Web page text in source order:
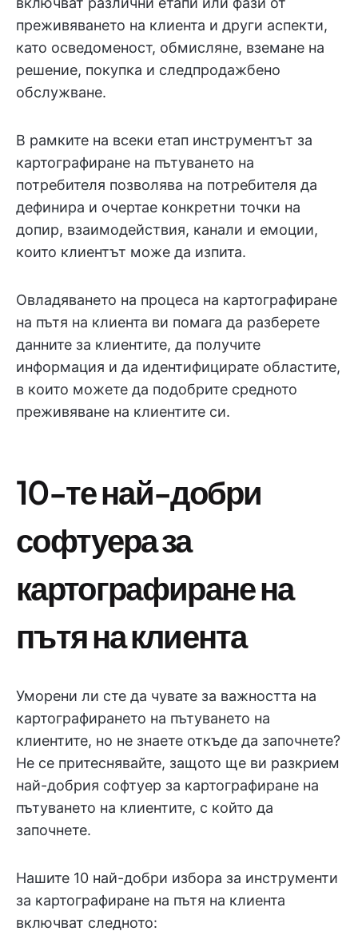
преживяването на клиента и други аспекти,
като осведоменост, обмисляне, вземане на
решение, покупка и следпродажбено
обслужване.
В рамките на всеки етап инструментът за
картографиране на пътуването на
потребителя позволява на потребителя да
дефинира и очертае конкретни точки на
допир, взаимодействия, канали и емоции,
които клиентът може да изпита.
Овладяването на процеса на картографиране
на пътя на клиента ви помага да разберете
данните за клиентите, да получите
информация и да идентифицирате областите,
в които можете да подобрите средното
преживяване на клиентите си.
10-те най-добри
софтуера за
картографиране на
пътя на клиента
Уморени ли сте да чувате за важността на
картографирането на пътуването на
клиентите, но не знаете откъде да започнете?
Не се притеснявайте, защото ще ви разкрием
най-добрия софтуер за картографиране на
пътуването на клиентите, с който да
започнете.
Нашите 10 най-добри избора за инструменти
за картографиране на пътя на клиента
включват следното: